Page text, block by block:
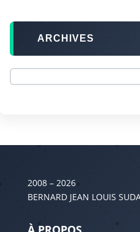
ARCHIVES
2008 – 2026
BERNARD JEAN LOUIS